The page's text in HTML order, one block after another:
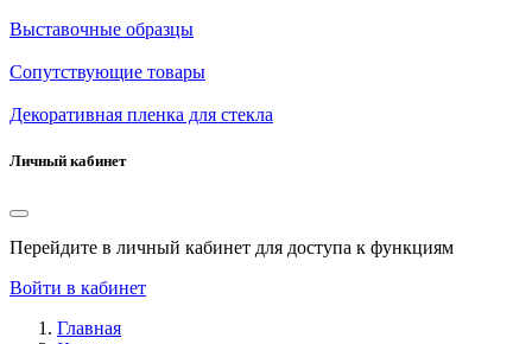
Выставочные образцы
Сопутствующие товары
Декоративная пленка для стекла
Личный кабинет
Перейдите в личный кабинет для доступа к функциям
Войти в кабинет
Главная